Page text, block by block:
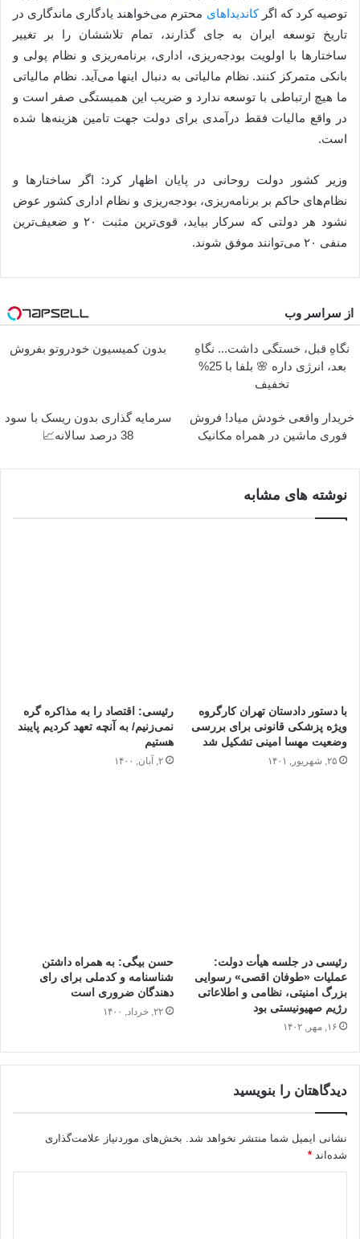
توصیه کرد که اگرکاندیداهای محترم می‌خواهند یادگاری ماندگاری در
تاریخ توسعه ایران به جای گذارند، تمام تلاششان را بر تغییر
ساختارها با اولویت بودجه‌ریزی، اداری، برنامه‌ریزی و نظام پولی و
بانکی متمرکز کنند. نظام مالیاتی به دنبال اینها می‌آید. نظام مالیاتی
ما هیچ ارتباطی با توسعه ندارد و ضریب این همبستگی صفر است و
در واقع مالیات فقط درآمدی برای دولت جهت تامین هزینه‌ها شده
است.
وزیر کشور دولت روحانی در پایان اظهار کرد: اگر ساختارها و
نظام‌های حاکم بر برنامه‌ریزی، بودجه‌ریزی و نظام اداری کشور عوض
نشود هر دولتی که سر‌کار بیاید، قوی‌ترین مثبت ۲۰ و ضعیف‌ترین
منفی ۲۰ می‌توانند موفق شوند.
از سراسر وب
نگاهِ قبل، خستگی داشت... نگاهِ
بعد، انرژی داره 🌸 بلفا با 25%
تخفیف
بدون کمیسیون خودروتو بفروش
خریدار واقعی خودش میاد! فروش
فوری ماشین در همراه مکانیک
سرمایه گذاری بدون ریسک با سود
38 درصد سالانه📈
نوشته های مشابه
با دستور دادستان تهران کارگروه
ویژه پزشکی قانونی برای بررسی
وضعیت مهسا امینی تشکیل شد
۲۵, شهریور, ۱۴۰۱
رئیسی: اقتصاد را به مذاکره گره
نمی‌زنیم/ به آنچه تعهد کردیم پایبند
هستیم
۲, آبان, ۱۴۰۰
رئیسی در جلسه هیأت دولت:
عملیات «طوفان‌ اقصی» رسوایی
بزرگ امنیتی، نظامی و اطلاعاتی
رژیم صهیونیستی بود
۱۶, مهر, ۱۴۰۲
حسن بیگی: به همراه داشتن
شناسنامه و کدملی برای رای
دهندگان ضروری است
۲۲, خرداد, ۱۴۰۰
دیدگاهتان را بنویسید
نشانی ایمیل شما منتشر نخواهد شد.
بخش‌های موردنیاز علامت‌گذاری
شده‌اند *